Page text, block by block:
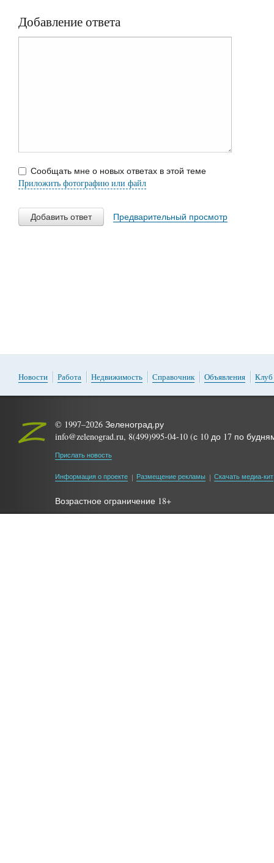
Добавление ответа
Сообщать мне о новых ответах в этой теме
Приложить фотографию или файл
Добавить ответ Предварительный просмотр
Новости Работа Недвижимость Справочник Объявления Клуб
© 1997–2026 Зеленоград.ру
info@zelenograd.ru, 8(499)995-04-10 (с 10 до 17 по
Прислать новость
Информация о проекте Размещение рекламы Скачать медиа-кит
Возрастное ограничение 18+